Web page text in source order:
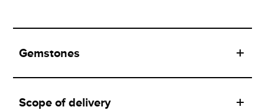
Gemstones
Scope of delivery